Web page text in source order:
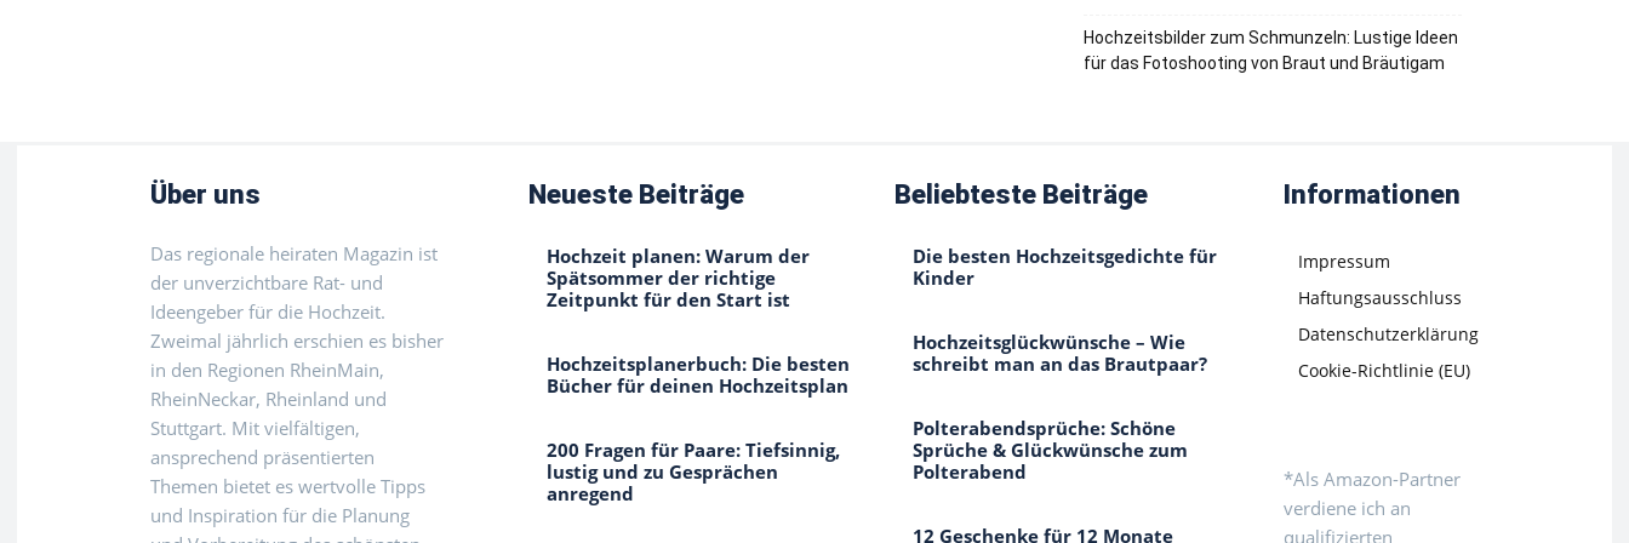
Hochzeitsbilder zum Schmunzeln: Lustige Ideen
für das Fotoshooting von Braut und Bräutigam
Über uns
Das regionale heiraten Magazin ist
der unverzichtbare Rat- und
Ideengeber für die Hochzeit.
Zweimal jährlich erschien es bisher
in den Regionen RheinMain,
RheinNeckar, Rheinland und
Stuttgart. Mit vielfältigen,
ansprechend präsentierten
Themen bietet es wertvolle Tipps
und Inspiration für die Planung
Neueste Beiträge
Hochzeit planen: Warum der
Spätsommer der richtige
Zeitpunkt für den Start ist
Hochzeitsplanerbuch: Die besten
Bücher für deinen Hochzeitsplan
200 Fragen für Paare: Tiefsinnig,
lustig und zu Gesprächen
anregend
Beliebteste Beiträge
Die besten Hochzeitsgedichte für
Kinder
Hochzeitsglückwünsche – Wie
schreibt man an das Brautpaar?
Polterabendsprüche: Schöne
Sprüche & Glückwünsche zum
Polterabend
12 Geschenke für 12 Monate
Informationen
Impressum
Haftungsausschluss
Datenschutzerklärung
Cookie-Richtlinie (EU)
*Als Amazon-Partner
verdiene ich an
qualifizierten